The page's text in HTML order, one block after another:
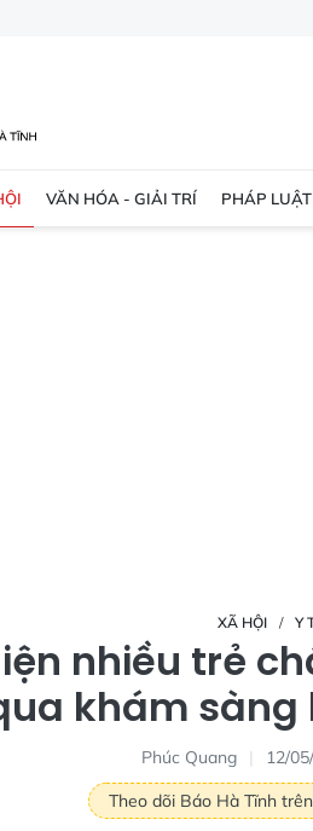
VĂN HÓA - GIẢI TRÍ PHÁP LUẬT
XÃ HỘI Y
nhiều trẻ
khám sàng
Phúc Quang
12/
Theo dõi Báo Hà Tĩnh trên